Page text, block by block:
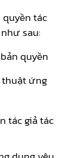
tác
sau:
quyền
thuật ứng
tác giả tác